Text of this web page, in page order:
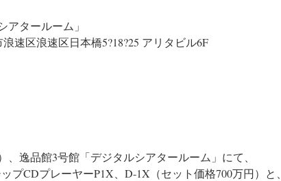
アタールーム」
速区浪速区日本橋5?18?25 アリタビル6F
、逸品館3号館「デジタルシアタールーム」にて、
プCDプレーヤーP1X、D-1X（セット価格700万円）と、